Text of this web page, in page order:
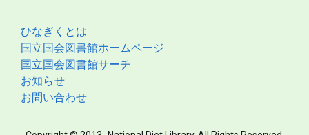
ひなぎくとは
国立国会図書館ホームページ
国立国会図書館サーチ
お知らせ
お問い合わせ